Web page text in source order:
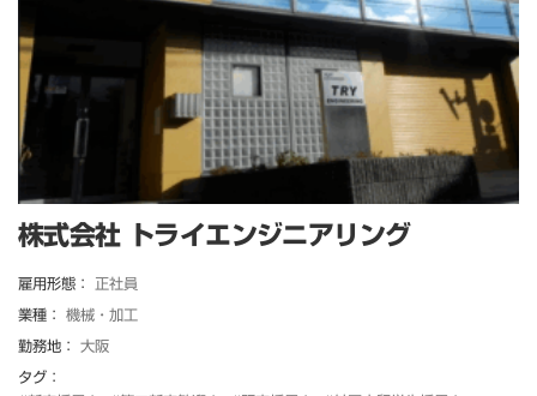
株式会社 トライエンジニアリング
雇用形態： 正社員
業種： 機械・加工
勤務地： 大阪
タグ：